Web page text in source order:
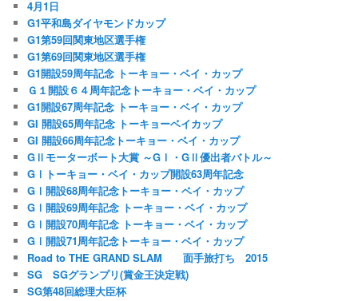
4月1日
G1平和島ダイヤモンドカップ
G1第59回関東地区選手権
G1第69回関東地区選手権
G1開設59周年記念 トーキョー・ベイ・カップ
Ｇ１開設６４周年記念トーキョー・ベイ・カップ
G1開設67周年記念 トーキョー・ベイ・カップ
GI 開設65周年記念 トーキョーベイカップ
GI 開設66周年記念トーキョー・ベイ・カップ
GⅡモーターボート大賞 ～GⅠ・GⅡ優出者バトル～
GⅠトーキョー・ベイ・カップ開設63周年記念
GⅠ開設68周年記念トーキョー・ベイ・カップ
GⅠ開設69周年記念 トーキョー・ベイ・カップ
GⅠ開設70周年記念 トーキョー・ベイ・カップ
GⅠ開設71周年記念トーキョー・ベイ・カップ
Road to THE GRAND SLAM 面手旅打ち 2015
SG SGグランプリ(賞金王決定戦)
SG第48回総理大臣杯